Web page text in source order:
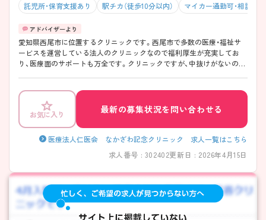
託児所・保育支援あり 駅チカ（徒歩10分以内） マイカー通勤可・相談可
愛知県西尾市に位置するクリニックです。西尾市で多数の医療・福祉サ
ービスを運営している法人のクリニックなので福利厚生が充実してお
り、医療面のサポートも万全です。クリニックですが、中抜けがないのも
ます。興味のある方は是非ご応募ください。
お気に入り
最新の募集状況を問い合わせる
医療法人仁医会 なかざわ記念クリニック 求人一覧はこちら
求人番号 : 302402更新日 : 2026年4月15日